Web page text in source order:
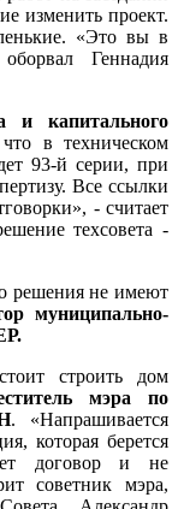
изменить проект.
«Это вы в
Геннадия
и капитального
в техническом
93-й серии, при
Все ссылки
- считает
техсовета -
решения не имеют
муниципально-
строить дом
мэра по
. «Напрашивается
которая берется
договор и не
советник мэра,